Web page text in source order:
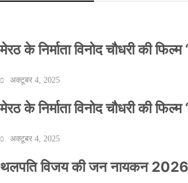
मेरठ के निर्माता विनोद चौधरी की
अक्टूबर 4, 2025
मेरठ के निर्माता विनोद चौधरी की
अक्टूबर 4, 2025
थलपति विजय की जन नायकन 2026